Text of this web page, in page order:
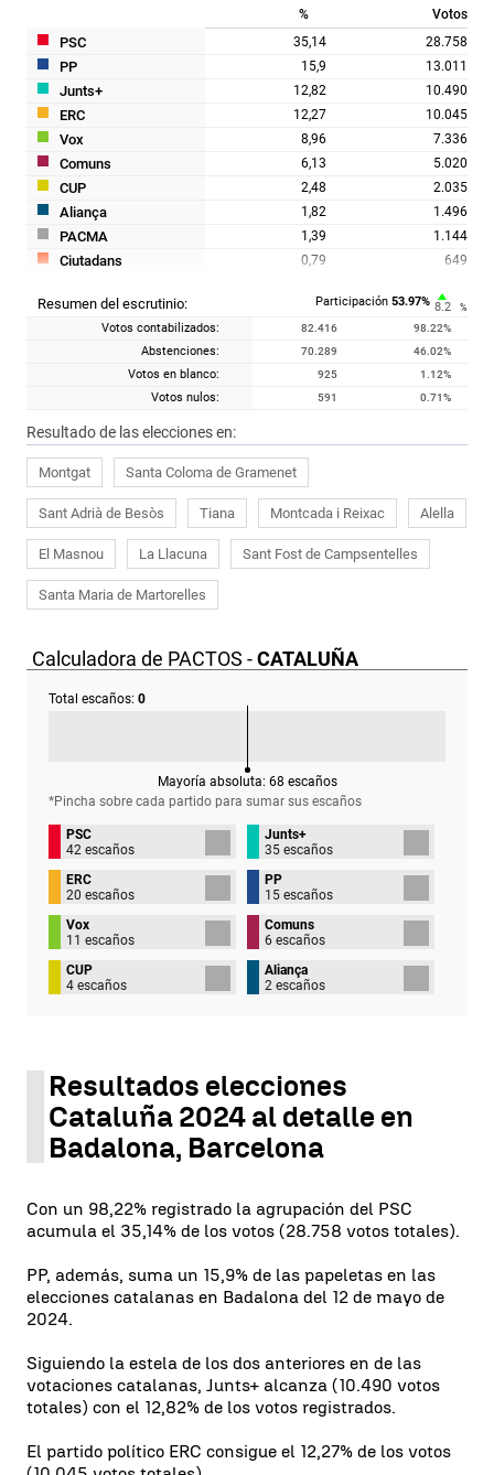
% Votos
PSC 35,14 28.758
PP 15,9 13.011
Junts+ 12,82 10.490
ERC 12,27 10.045
Vox 8,96 7.336
Comuns 6,13 5.020
CUP 2,48 2.035
Aliança 1,82 1.496
PACMA 1,39 1.144
Ciutadans 0,79 649
Alhora 0,27 225
RECORTES CERO 0,15 129
0,13 111
0,06
IZQP - UNIDOS - DEf 0,05
Resumen del escrutinio: Participación 53.97% 8.2 %
Votos contabilizados: 82.416 98.22%
Abstenciones: 70.289 46.02%
Votos en blanco: 925 1.12%
Votos nulos: 591 0.71%
Resultado de las elecciones en:
Montgat Santa Coloma de Gramenet
Sant Adrià de Besòs Tiana Montcada i Reixac Alella
El Masnou La Llacuna Sant Fost de Campsentelles
Santa Maria de Martorelles
Calculadora de PACTOS -CATALUÑA
Total escaños: 0
Mayoría absoluta: 68 escaños
*Pincha sobre cada partido para sumar sus escaños
PSC
42 escaños
Junts+
35 escaños
ERC
20 escaños
PP
15 escaños
Vox
11 escaños
Comuns
6 escaños
CUP
4 escaños
Aliança
2 escaños
Resultados elecciones
Cataluña 2024 al detalle en
Badalona, Barcelona
Con un 98,22% registrado la agrupación del PSC
acumula el 35,14% de los votos (28.758 votos totales).
PP, además, suma un 15,9% de las papeletas en las
elecciones catalanas en Badalona del 12 de mayo de
2024.
Siguiendo la estela de los dos anteriores en de las
votaciones catalanas, Junts+ alcanza (10.490 votos
totales) con el 12,82% de los votos registrados.
El partido político ERC consigue el 12,27% de los votos